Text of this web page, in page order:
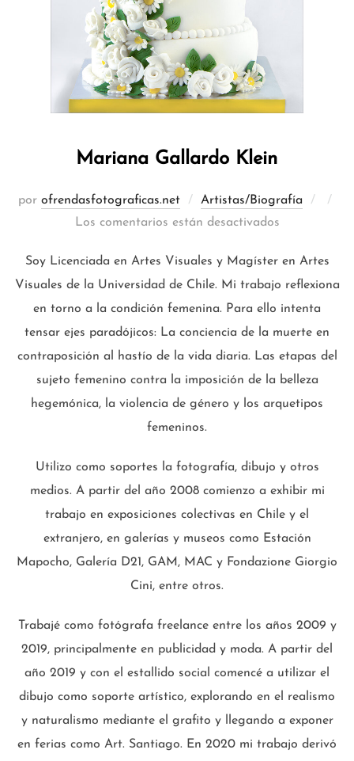
Mariana Gallardo Klein
por ofrendasfotograficas.net Artistas/Biografía
Los comentarios están desactivados
Soy Licenciada en Artes Visuales y Magíster en Artes
Visuales de la Universidad de Chile. Mi trabajo reflexiona
en torno a la condición femenina. Para ello intenta
tensar ejes paradójicos: La conciencia de la muerte en
contraposición al hastío de la vida diaria. Las etapas del
sujeto femenino contra la imposición de la belleza
hegemónica, la violencia de género y los arquetipos
femeninos.
Utilizo como soportes la fotografía, dibujo y otros
medios. A partir del año 2008 comienzo a exhibir mi
trabajo en exposiciones colectivas en Chile y el
extranjero, en galerías y museos como Estación
Mapocho, Galería D21, GAM, MAC y Fondazione Giorgio
Cini, entre otros.
Trabajé como fotógrafa freelance entre los años 2009 y
2019, principalmente en publicidad y moda. A partir del
año 2019 y con el estallido social comencé a utilizar el
dibujo como soporte artístico, explorando en el realismo
y naturalismo mediante el grafito y llegando a exponer
en ferias como Art. Santiago. En 2020 mi trabajo derivó